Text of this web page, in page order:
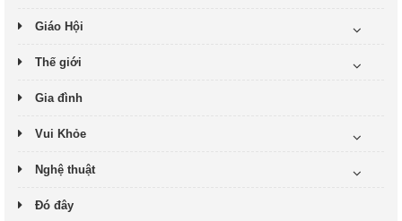
Giáo Hội
Thế giới
Gia đình
Vui Khỏe
Nghệ thuật
Đó đây